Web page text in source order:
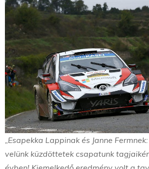
„Esapekka Lappinak és Janne
velünk küzdöttetek csapatunk